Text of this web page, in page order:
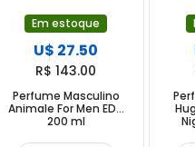
Em estoque
U$ 27.50
R$ 143.00
Perfume Masculino
Animale For Men EDT
200 ml